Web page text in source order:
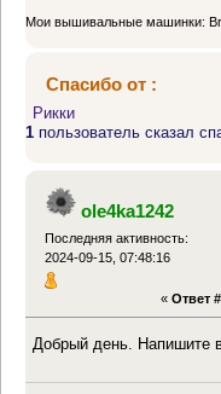
Мои вышивальные машинки:
Спасибо от :
Рикки
1 пользователь сказал
ole4ka1242
Последняя активность:
2024-09-15, 07:48:16
« Ответ
Добрый день. Напишите